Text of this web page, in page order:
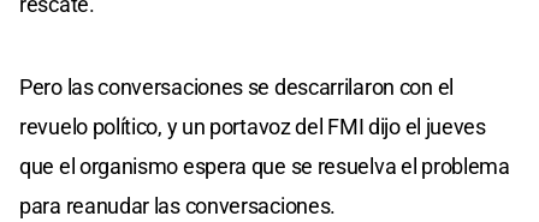
Pero las conversaciones se descarrilaron con el
revuelo político, y un portavoz del FMI dijo el jueves
que el organismo espera que se resuelva el problema
para reanudar las conversaciones.